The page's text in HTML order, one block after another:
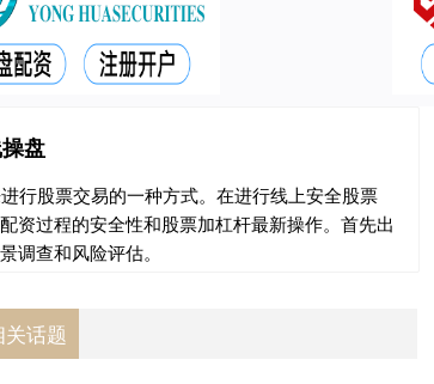
盘
行股票交易的一种方式。在进行线上安全股票
资过程的安全性和股票加杠杆最新操作。首先出
调查和风险评估。
话题